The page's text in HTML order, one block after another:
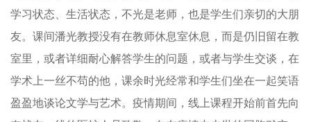
学习状态、生活状态，不光是老师，也是学生们亲切的大朋
友。课间潘光教授没有在教师休息室休息，而是仍旧留在教
室里，或者详细耐心解答学生的问题，或者与学生交谈，在
学术上一丝不苟的他，课余时光经常和学生们坐在一起笑语
盈盈地谈论文学与艺术。疫情期间，线上课程开始前首先向